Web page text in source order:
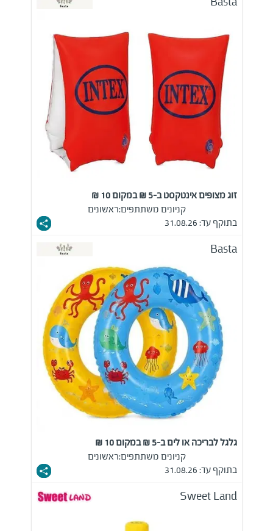
זוג מצופים אינטקסט ב-5 ₪ במקום 10 ₪
קניונים משתתפים:ראשונים
בתוקף עד: 31.08.26
Basta
גלגל לבריכה או לים ב-5 ₪ במקום 10 ₪
קניונים משתתפים:ראשונים
בתוקף עד: 31.08.26
Sweet Land